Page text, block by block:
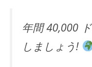
年間 40,000
しましょう!